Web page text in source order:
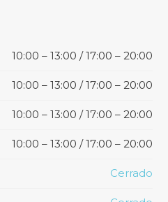
10:00 – 13:00 / 17:00 – 20:00
10:00 – 13:00 / 17:00 – 20:00
10:00 – 13:00 / 17:00 – 20:00
10:00 – 13:00 / 17:00 – 20:00
Cerrado